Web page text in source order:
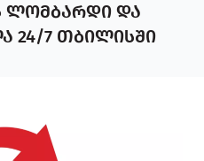
ლომბარდი და
24/7 თბილისში